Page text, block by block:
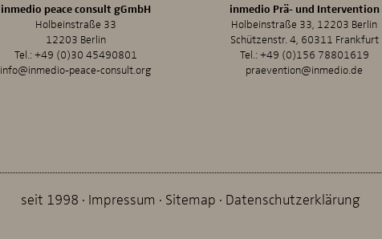
inmedio peace consult gGmbH
Holbeinstraße 33
12203 Berlin
Tel.:+49 (0)30 45490801
info@inmedio-peace-consult.org
inmedio Prä- und Intervention
Holbeinstraße 33, 12203 Berlin
Schützenstr. 4, 60311 Frankfurt
Tel.:+49 (0)156 78801619
praevention@inmedio.de
seit 1998 Impressum Sitemap Datenschutzerklärung